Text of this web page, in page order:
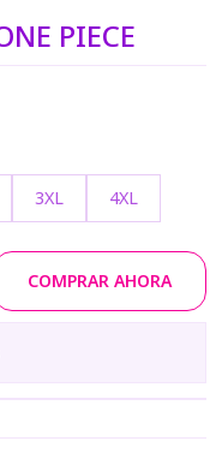
PIECE
3XL 4XL
COMPRAR AHORA